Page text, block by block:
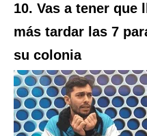
10. Vas a tener que
más tardar las 7
su colonia